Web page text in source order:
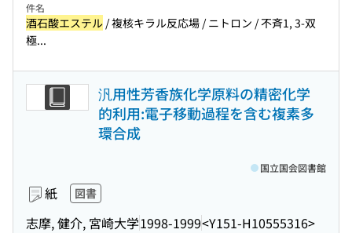
件名
酒石酸エステル / 複核キラル反応場 / ニトロン / 不斉1, 3-双
極...
汎用性芳香族化学原料の精密化学
的利用:電子移動過程を含む複素多
環合成
紙 図書
志摩, 健介, 宮崎大学1998-1999<Y151-H10555316>
国立国会図書館